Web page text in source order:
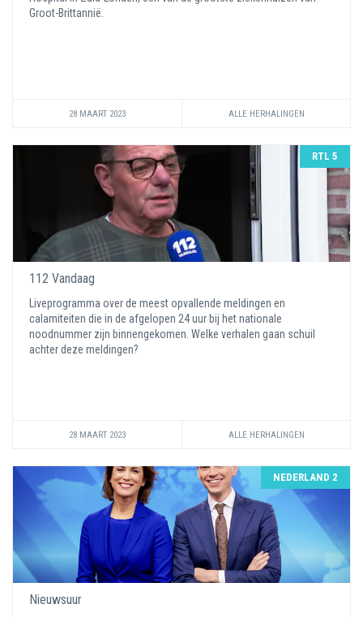
Groot-Brittannië.
28 MAART 2023 ALLE HERHALINGEN
RTL 5
112 Vandaag
Liveprogramma over de meest opvallende meldingen en
calamiteiten die in de afgelopen 24 uur bij het nationale
noodnummer zijn binnengekomen. Welke verhalen gaan schuil
achter deze meldingen?
28 MAART 2023 ALLE HERHALINGEN
NEDERLAND 2
Nieuwsuur